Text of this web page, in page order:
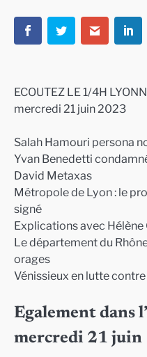
ECOUTEZ LE 1/4H
mercredi 21 juin 2023
Salah Hamouri persona
Yvan Benedetti
David Metaxas
Métropole de Lyon : le
signé
Explications avec
Le département du
orages
Vénissieux en lutte
Egalement dans
mercredi 21 juin